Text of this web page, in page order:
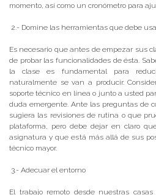
momento, así como un cronómetro para
2.- Domine las herramientas que debe
Es necesario que antes de empezar sus
de probar las funcionalidades de ésta.
la clase es fundamental para
naturalmente se van a producir.
soporte técnico en línea o junto a usted
duda emergente. Ante las preguntas de
sugiera las revisiones de rutina o que
plataforma, pero debe dejar en claro
asignatura y que está más allá de sus
técnico mayor.
3.- Adecuar el entorno
El trabajo remoto desde nuestras